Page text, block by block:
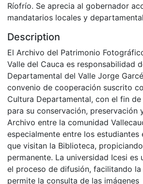
Ríofrío. Se aprecia al gobernador
mandatarios locales y
Description
El Archivo del Patrimonio
Valle del Cauca es responsabilidad
Departamental del Valle Jorge
convenio de cooperación suscrito
Cultura Departamental, con el fin
para su conservación, preservación
Archivo entre la comunidad
especialmente entre los estudiantes
que visitan la Biblioteca,
permanente. La universidad Icesi es
el proceso de difusión, facilitando
permite la consulta de las imágenes